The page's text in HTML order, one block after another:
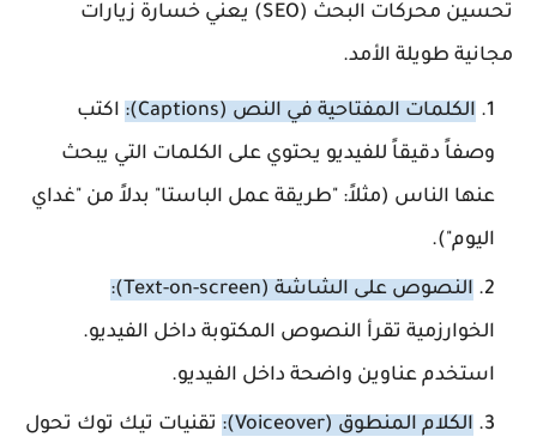
تحسين محركات البحث (SEO) يعني خسارة زيارات
مجانية طويلة الأمد.
الكلمات المفتاحية في النص (Captions):
اكتب
وصفاً دقيقاً للفيديو يحتوي على الكلمات التي يبحث
عنها الناس (مثلاً: "طريقة عمل الباستا" بدلاً من "غداي
اليوم").
النصوص على الشاشة (Text-on-screen):
الخوارزمية تقرأ النصوص المكتوبة داخل الفيديو.
استخدم عناوين واضحة داخل الفيديو.
الكلام المنطوق (Voiceover):
تقنيات تيك توك تحول